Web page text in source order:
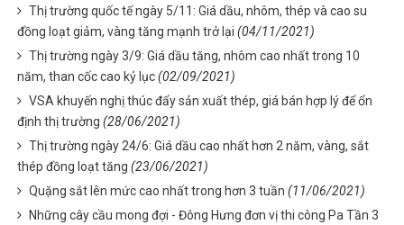
Thị trường quốc tế ngày 5/11: Giá dầu, nhôm, thép và cao su
đồng loạt giảm, vàng tăng mạnh trở lại (04/11/2021)
Thị trường ngày 3/9: Giá dầu tăng, nhôm cao nhất trong 10
năm, than cốc cao kỷ lục(02/09/2021)
VSA khuyến nghị thúc đẩy sản xuất thép, giá bán hợp lý để ổn
định thị trường (28/06/2021)
Thị trường ngày 24/6: Giá dầu cao nhất hơn 2 năm, vàng, sắt
thép đồng loạt tăng (23/06/2021)
Quặng sắt lên mức cao nhất trong hơn 3 tuần (11/06/2021)
Những cây cầu mong đợi - Đông Hưng đơn vị thi công Pa Tần 3